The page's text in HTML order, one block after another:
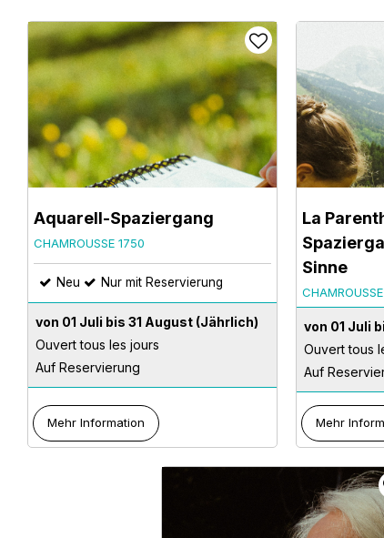
Aquarell-Spaziergang
CHAMROUSSE 1750
Neu Nur mit Reservierung
von 01 Juli bis 31 August (Jährlich)
Ouvert tous les jours
Auf Reservierung
Mehr Information
La
Sinne
von 01 Juli
Ouvert tous
Auf
Mehr